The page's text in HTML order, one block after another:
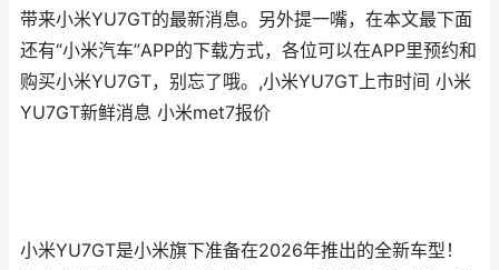
带来小米YU7GT的最新消息。另外提一嘴，在本文最下面
还有“小米汽车”APP的下载方式，各位可以在APP里预约和
购买小米YU7GT，别忘了哦。,小米YU7GT上市时间 小米
YU7GT新鲜消息 小米met7报价
小米YU7GT是小米旗下准备在2026年推出的全新车型！